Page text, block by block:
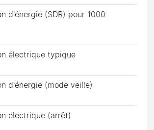
d'énergie (SDR) pour 1000
électrique typique
d'énergie (mode veille)
électrique (arrêt)